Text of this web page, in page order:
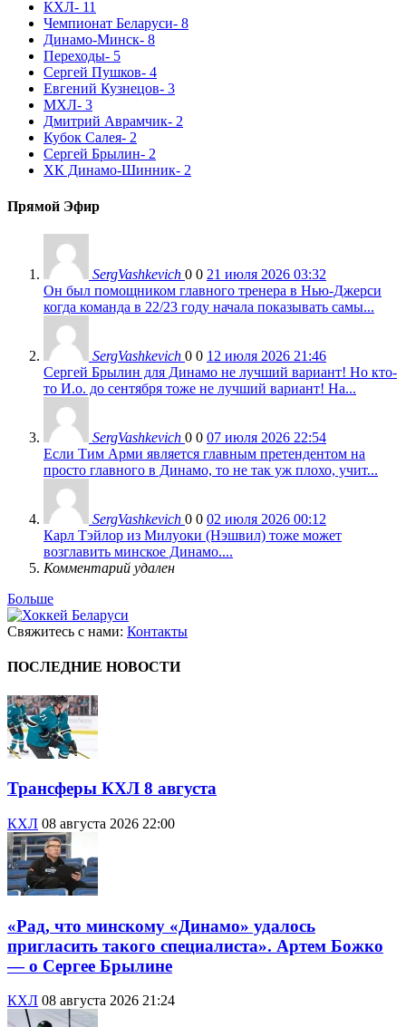
КХЛ- 11
Чемпионат Беларуси- 8
Динамо-Минск- 8
Переходы- 5
Сергей Пушков- 4
Евгений Кузнецов- 3
МХЛ- 3
Дмитрий Аврамчик- 2
Кубок Салея- 2
Сергей Брылин- 2
ХК Динамо-Шинник- 2
Прямой Эфир
SergVashkevich 0 0 21 июля 2026 03:32
Он был помощником главного тренера в Нью-Джерси
когда команда в 22/23 году начала показывать самы...
SergVashkevich 0 0 12 июля 2026 21:46
Сергей Брылин для Динамо не лучший вариант! Но кто-
то И.о. до сентября тоже не лучший вариант! На...
SergVashkevich 0 0 07 июля 2026 22:54
Если Тим Арми является главным претендентом на
просто главного в Динамо, то не так уж плохо, учит...
SergVashkevich 0 0 02 июля 2026 00:12
Карл Тэйлор из Милуоки (Нэшвил) тоже может
возглавить минское Динамо....
Комментарий удален
Больше
Свяжитесь с нами: Контакты
ПОСЛЕДНИЕ НОВОСТИ
Трансферы КХЛ 8 августа
КХЛ 08 августа 2026 22:00
«Рад, что минскому «Динамо» удалось
пригласить такого специалиста». Артем Божко
— о Сергее Брылине
КХЛ 08 августа 2026 21:24